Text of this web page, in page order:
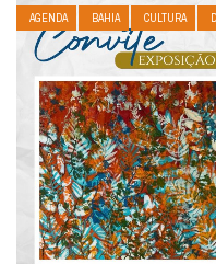
AGENDA BAHIA CULTURA